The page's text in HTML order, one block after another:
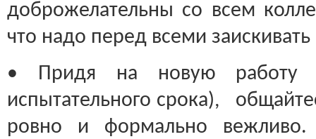
доброжелательны со всем
что надо перед всеми
• Придя на новую работу
испытательного срока),
ровно и формально вежливо.